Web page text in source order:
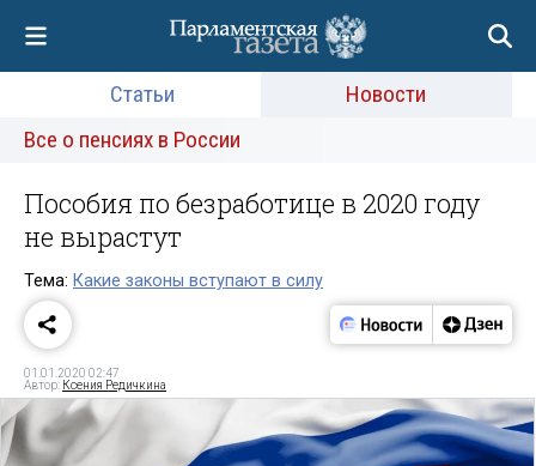
Статьи
Новости
Все о пенсиях в России
Пособия по безработице в 2020 году
не вырастут
Тема: Какие законы вступают в силу
01.01.2020 02:47
Автор: Ксения Редичкина